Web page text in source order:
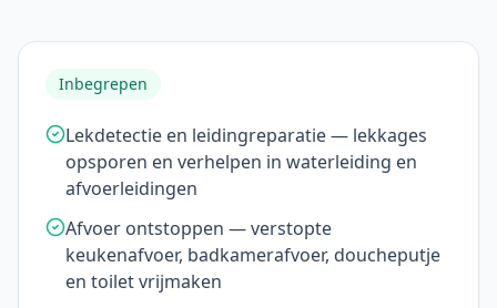
Inbegrepen
Lekdetectie en leidingreparatie — lekkages
opsporen en verhelpen in waterleiding en
afvoerleidingen
Afvoer ontstoppen — verstopte
keukenafvoer, badkamerafvoer, doucheputje
en toilet vrijmaken